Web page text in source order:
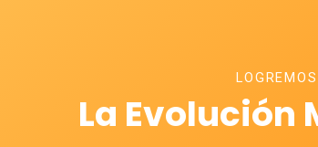
LOGREMOS
La Evolución